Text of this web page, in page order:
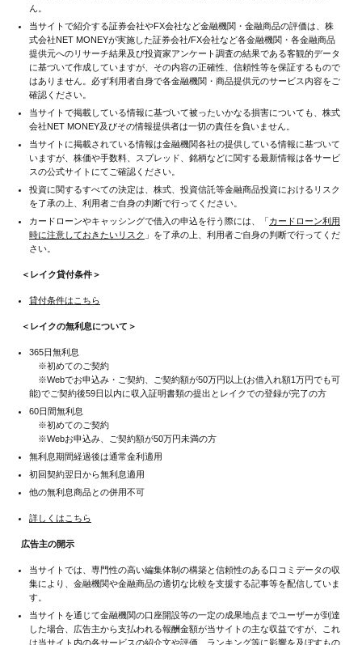
ん。
当サイトで紹介する証券会社やFX会社など金融機関・金融商品の評価は、株
式会社NET MONEYが実施した証券会社/FX会社など各金融機関・各金融商品
提供元へのリサーチ結果及び投資家アンケート調査の結果である客観的データ
に基づいて作成していますが、その内容の正確性、信頼性等を保証するもので
はありません。必ず利用者自身で各金融機関・商品提供元のサービス内容をご
確認ください。
当サイトで掲載している情報に基づいて被ったいかなる損害についても、株式
会社NET MONEY及びその情報提供者は一切の責任を負いません。
当サイトに掲載されている情報は金融機関各社の提供している情報に基づいて
いますが、株価や手数料、スプレッド、銘柄などに関する最新情報は各サービ
スの公式サイトにてご確認ください。
投資に関するすべての決定は、株式、投資信託等金融商品投資におけるリスク
を了承の上、利用者ご自身の判断で行ってください。
カードローンやキャッシングで借入の申込を行う際には、「カードローン利用
時に注意しておきたいリスク 」を了承の上、利用者ご自身の判断で行ってくだ
さい。
＜レイク貸付条件＞
貸付条件はこちら
＜レイクの無利息について＞
365日無利息
※初めてのご契約
※Webでお申込み・ご契約、ご契約額が50万円以上(お借入れ額1万円でも可
能)でご契約後59日以内に収入証明書類の提出とレイクでの登録が完了の方
60日間無利息
※初めてのご契約
※Webお申込み、ご契約額が50万円未満の方
無利息期間経過後は通常金利適用
初回契約翌日から無利息適用
他の無利息商品との併用不可
詳しくはこちら
広告主の開示
当サイトでは、専門性の高い編集体制の構築と信頼性のある口コミデータの収
集により、金融機関や金融商品の適切な比較を支援する記事等を配信していま
す。
当サイトを通じて金融機関の口座開設等の一定の成果地点までユーザーが到達
した場合、広告主から支払われる報酬金額が当サイトの主な収益ですが、これ
は当サイト内の各サービスの紹介文や評価、ランキング等に影響を及ぼすもの